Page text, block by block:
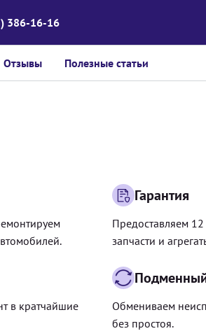
386-16-16
Отзывы Полезные статьи
Гарантия
Предоставляем 12
запчасти и
в кратчайшие
Обмениваем
без простоя.